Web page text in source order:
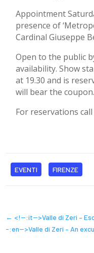
Appointment
presence of
Cardinal Giuseppe
Open to the public
availability. Show
at 19.30 and is
will bear the coupon.
For reservations call
EVENTI FIRENZE
← <!--:it-->Valle di Zeri –
-:en-->Valle di Zeri – An